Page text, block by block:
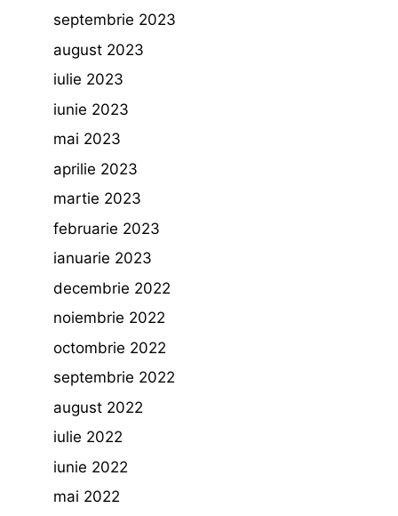
septembrie 2023
august 2023
iulie 2023
iunie 2023
mai 2023
aprilie 2023
martie 2023
februarie 2023
ianuarie 2023
decembrie 2022
noiembrie 2022
octombrie 2022
septembrie 2022
august 2022
iulie 2022
iunie 2022
mai 2022